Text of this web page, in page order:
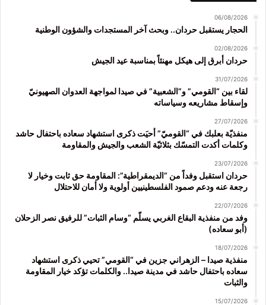
06/08/2026
الحجار يستقبل حردان.. وبحث آخر المستجدات والشؤون الوطنية
02/08/2026
حردان أبرق إلى هيكل مهنئاً بمناسبة عيد الجيش
31/07/2026
لقاء بين “القومي” و”الشعبية” في صيدا لمواجهة العدوان الصهيونيّ
وإسقاط مشاريعه وسياساته
27/07/2026
منفذيّة بعلبك في “القوميّ” أحيَت ذكرى استشهاد سعاده باحتفال حاشد
وكلمات أكدت التمسّك بثلاثيّة الشعب والجيش والمقاومة
23/07/2026
حردان استقبل وفداً من “الديمقراطية”: المقاومة حق ثابت وخيار لا
رجعة عنه ودعم صمود الفلسطينيين أولوية ولا أمان للاحتلال
22/07/2026
وفد من منفذية البقاع الغربي يسلّم “وسام الثبات” للرفيق نصر الزحلان
(أبو سعاده)
18/07/2026
منفذية صيدا – الزهراني جزين في “القومي” تحيي ذكرى استشهاد
سعاده باحتفال حاشد في مدينة صيدا.. والكلمات تؤكد خيار المقاومة
والثبات
15/07/2026